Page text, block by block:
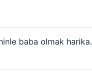
baba olmak